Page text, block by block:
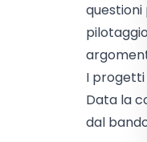
questioni
I
Data la
dal